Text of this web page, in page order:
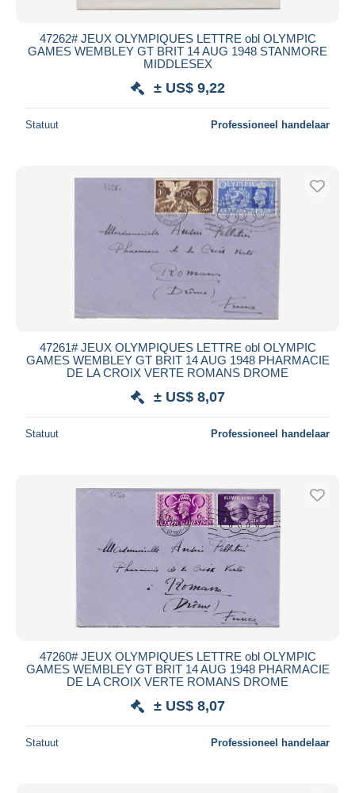
47262# JEUX OLYMPIQUES LETTRE obl OLYMPIC
GAMES WEMBLEY GT BRIT 14 AUG 1948 STANMORE
MIDDLESEX
± US$ 9,22
Statuut Professioneel handelaar
47261# JEUX OLYMPIQUES LETTRE obl OLYMPIC
GAMES WEMBLEY GT BRIT 14 AUG 1948 PHARMACIE
DE LA CROIX VERTE ROMANS DROME
± US$ 8,07
Statuut Professioneel handelaar
47260# JEUX OLYMPIQUES LETTRE obl OLYMPIC
GAMES WEMBLEY GT BRIT 14 AUG 1948 PHARMACIE
DE LA CROIX VERTE ROMANS DROME
± US$ 8,07
Statuut Professioneel handelaar